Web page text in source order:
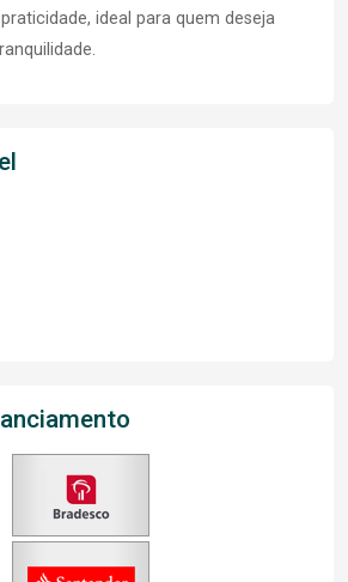
ideal para quem deseja